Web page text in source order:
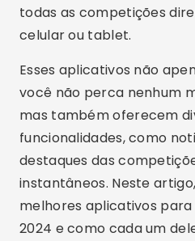
todas as competições
celular ou tablet.
Esses aplicativos não
você não perca nenhum
mas também oferecem
funcionalidades, como
destaques das
instantâneos. Neste
melhores aplicativos
2024 e como cada um